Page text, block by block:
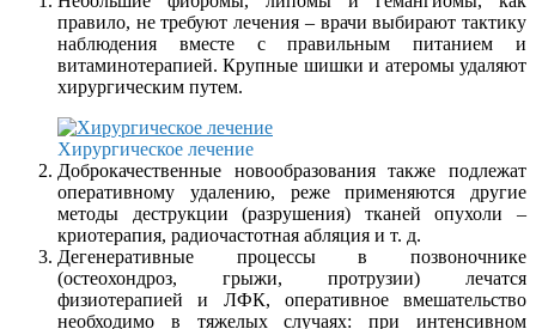
правило, не требуют лечения – врачи выбирают тактику
наблюдения вместе с правильным питанием и
витаминотерапией. Крупные шишки и атеромы удаляют
хирургическим путем.
Хирургическое лечение
Доброкачественные новообразования также подлежат
оперативному удалению, реже применяются другие
методы деструкции (разрушения) тканей опухоли –
криотерапия, радиочастотная абляция и т. д.
Дегенеративные процессы в позвоночнике
(остеохондроз, грыжи, протрузии) лечатся
физиотерапией и ЛФК, оперативное вмешательство
необходимо в тяжелых случаях: при интенсивном